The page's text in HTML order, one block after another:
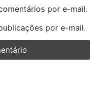
por e-mail.
por e-mail.